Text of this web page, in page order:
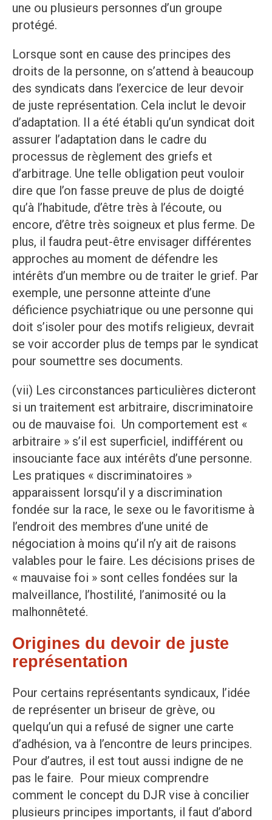
une ou plusieurs personnes d’un groupe
protégé.
Lorsque sont en cause des principes des
droits de la personne, on s’attend à beaucoup
des syndicats dans l’exercice de leur devoir
de juste représentation. Cela inclut le devoir
d’adaptation. Il a été établi qu’un syndicat doit
assurer l’adaptation dans le cadre du
processus de règlement des griefs et
d’arbitrage. Une telle obligation peut vouloir
dire que l’on fasse preuve de plus de doigté
qu’à l’habitude, d’être très à l’écoute, ou
encore, d’être très soigneux et plus ferme. De
plus, il faudra peut-être envisager différentes
approches au moment de défendre les
intérêts d’un membre ou de traiter le grief. Par
exemple, une personne atteinte d’une
déficience psychiatrique ou une personne qui
doit s’isoler pour des motifs religieux, devrait
se voir accorder plus de temps par le syndicat
pour soumettre ses documents.
(vii) Les circonstances particulières dicteront
si un traitement est arbitraire, discriminatoire
ou de mauvaise foi. Un comportement est «
arbitraire » s’il est superficiel, indifférent ou
insouciante face aux intérêts d’une personne.
Les pratiques « discriminatoires »
apparaissent lorsqu’il y a discrimination
fondée sur la race, le sexe ou le favoritisme à
l’endroit des membres d’une unité de
négociation à moins qu’il n’y ait de raisons
valables pour le faire. Les décisions prises de
« mauvaise foi » sont celles fondées sur la
malveillance, l’hostilité, l’animosité ou la
malhonnêteté.
Origines du devoir de juste
représentation
Pour certains représentants syndicaux, l’idée
de représenter un briseur de grève, ou
quelqu’un qui a refusé de signer une carte
d’adhésion, va à l’encontre de leurs principes.
Pour d’autres, il est tout aussi indigne de ne
pas le faire. Pour mieux comprendre
comment le concept du DJR vise à concilier
plusieurs principes importants, il faut d’abord